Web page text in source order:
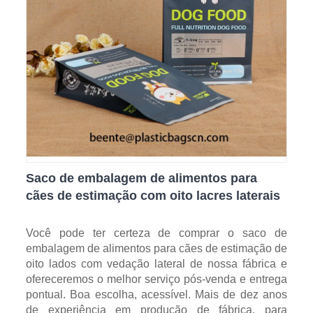
Saco de embalagem de alimentos para
cães de estimação com oito lacres laterais
Você pode ter certeza de comprar o saco de
embalagem de alimentos para cães de estimação de
oito lados com vedação lateral de nossa fábrica e
ofereceremos o melhor serviço pós-venda e entrega
pontual. Boa escolha, acessível. Mais de dez anos
de experiência em produção de fábrica, para